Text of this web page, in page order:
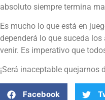
absoluto siempre termina
Es mucho lo que está en
dependerá lo que suceda
venir. Es imperativo que
¡Será inaceptable quejarnos
Facebook